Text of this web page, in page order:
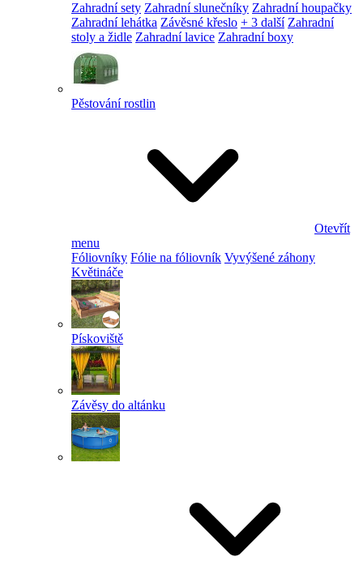
Zahradní sety Zahradní slunečníky Zahradní houpačky
Zahradní lehátka Závěsné křeslo + 3 další Zahradní
stoly a židle Zahradní lavice Zahradní boxy
Pěstování rostlin
Otevřít
menu
Fóliovníky Fólie na fóliovník Vyvýšené záhony
Květináče
Pískoviště
Závěsy do altánku